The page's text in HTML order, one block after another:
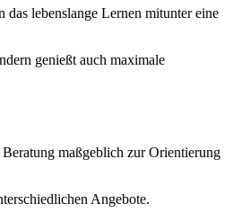
lebenslange Lernen mitunter eine
genießt auch maximale
maßgeblich zur Orientierung
Angebote.